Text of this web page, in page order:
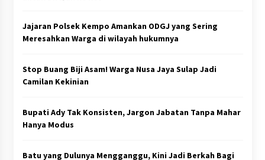
Jajaran Polsek Kempo Amankan ODGJ yang Sering
Meresahkan Warga di wilayah hukumnya
Stop Buang Biji Asam! Warga Nusa Jaya Sulap Jadi
Camilan Kekinian
Bupati Ady Tak Konsisten, Jargon Jabatan Tanpa Mahar
Hanya Modus
Batu yang Dulunya Mengganggu, Kini Jadi Berkah Bagi